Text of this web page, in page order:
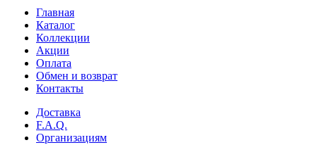
Главная
Каталог
Коллекции
Акции
Оплата
Обмен и возврат
Контакты
Доставка
F.A.Q.
Организациям